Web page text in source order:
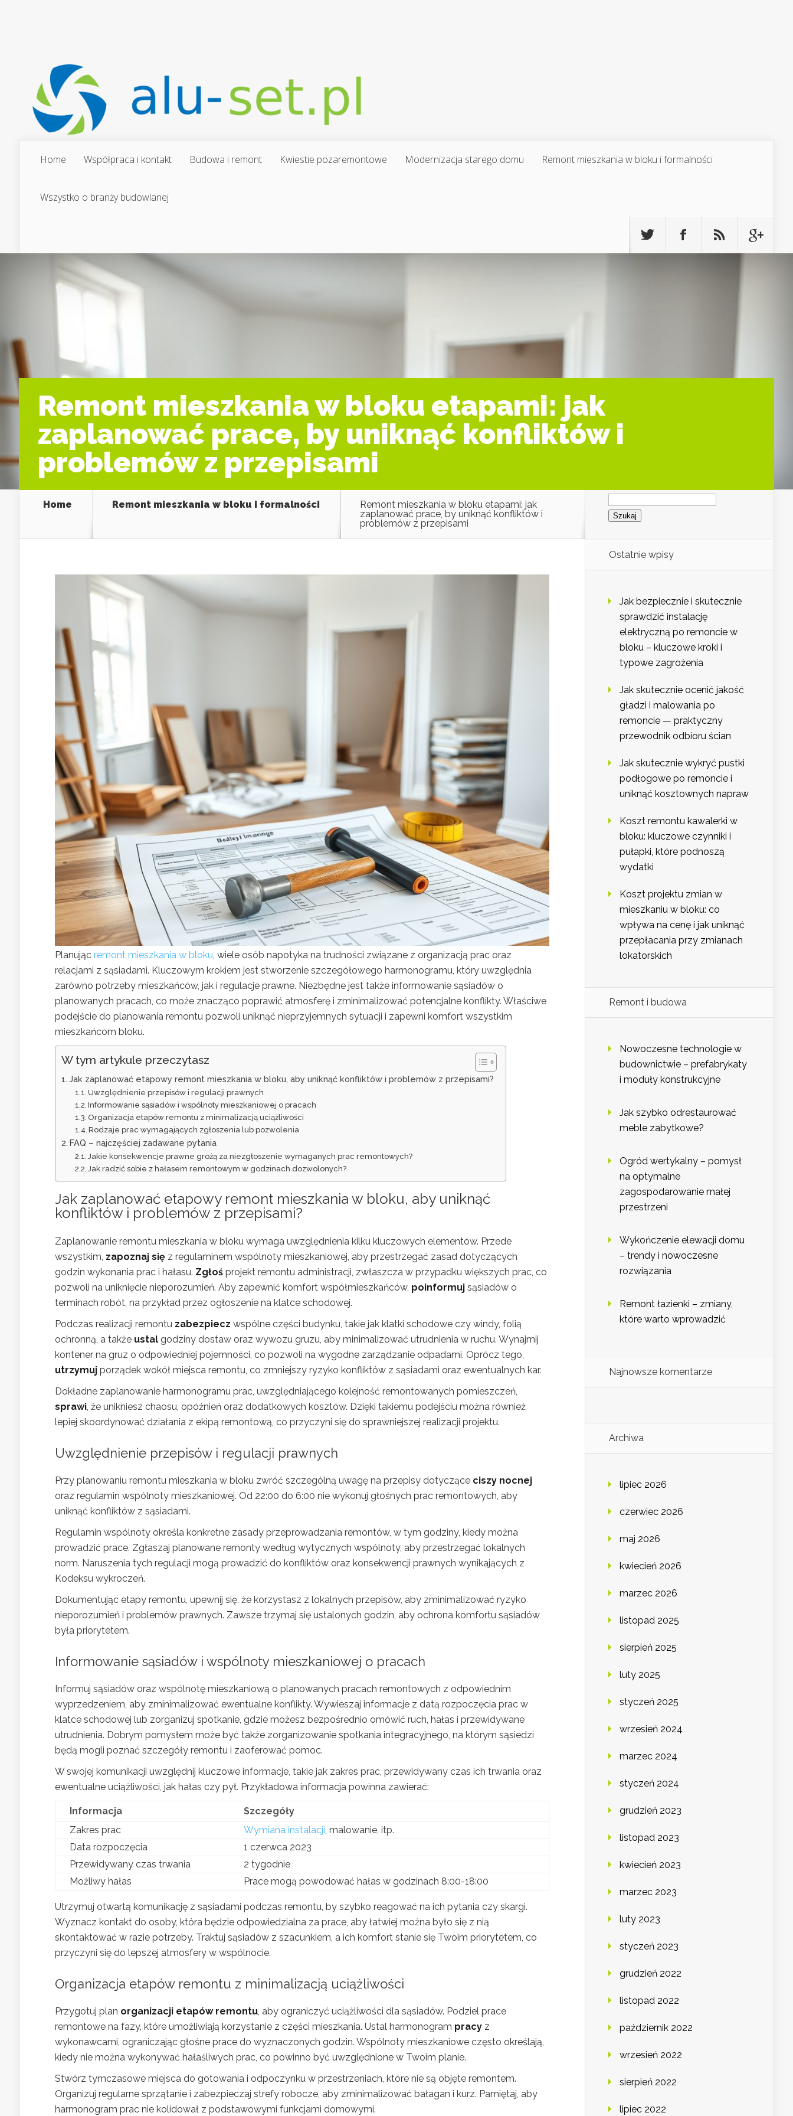
Home Współpraca i kontakt Budowa i remont Kwiestie pozaremontowe Modernizacja starego domu Remont mieszkania w bloku i formalności
Wszystko o branży budowlanej
Remont mieszkania w bloku etapami: jak
zaplanować prace, by uniknąć konfliktów i
problemów z przepisami
Home Remont mieszkania w bloku i formalności
Remont mieszkania w bloku etapami: jak
zaplanować prace, by uniknąć konfliktów i
problemów z przepisami
Planując remont mieszkania w bloku , wiele osób napotyka na trudności związane z organizacją prac oraz
relacjami z sąsiadami. Kluczowym krokiem jest stworzenie szczegółowego harmonogramu, który uwzględnia
zarówno potrzeby mieszkańców, jak i regulacje prawne. Niezbędne jest także informowanie sąsiadów o
planowanych pracach, co może znacząco poprawić atmosferę i zminimalizować potencjalne konflikty. Właściwe
podejście do planowania remontu pozwoli uniknąć nieprzyjemnych sytuacji i zapewni komfort wszystkim
mieszkańcom bloku.
W tym artykule przeczytasz
Jak zaplanować etapowy remont mieszkania w bloku, aby uniknąć konfliktów i problemów z przepisami?
Uwzględnienie przepisów i regulacji prawnych
Informowanie sąsiadów i wspólnoty mieszkaniowej o pracach
Organizacja etapów remontu z minimalizacją uciążliwości
Rodzaje prac wymagających zgłoszenia lub pozwolenia
FAQ – najczęściej zadawane pytania
Jakie konsekwencje prawne grożą za niezgłoszenie wymaganych prac remontowych?
Jak radzić sobie z hałasem remontowym w godzinach dozwolonych?
Jak zaplanować etapowy remont mieszkania w bloku, aby uniknąć
konfliktów i problemów z przepisami?
Zaplanowanie remontu mieszkania w bloku wymaga uwzględnienia kilku kluczowych elementów. Przede
wszystkim, zapoznaj się z regulaminem wspólnoty mieszkaniowej, aby przestrzegać zasad dotyczących
godzin wykonania prac i hałasu. Zgłoś projekt remontu administracji, zwłaszcza w przypadku większych prac, co
pozwoli na uniknięcie nieporozumień. Aby zapewnić komfort współmieszkańców, poinformuj sąsiadów o
terminach robót, na przykład przez ogłoszenie na klatce schodowej.
Podczas realizacji remontu zabezpiecz wspólne części budynku, takie jak klatki schodowe czy windy, folią
ochronną, a także ustal godziny dostaw oraz wywozu gruzu, aby minimalizować utrudnienia w ruchu. Wynajmij
kontener na gruz o odpowiedniej pojemności, co pozwoli na wygodne zarządzanie odpadami. Oprócz tego,
utrzymuj porządek wokół miejsca remontu, co zmniejszy ryzyko konfliktów z sąsiadami oraz ewentualnych kar.
Dokładne zaplanowanie harmonogramu prac, uwzględniającego kolejność remontowanych pomieszczeń,
sprawi , że unikniesz chaosu, opóźnień oraz dodatkowych kosztów. Dzięki takiemu podejściu można również
lepiej skoordynować działania z ekipą remontową, co przyczyni się do sprawniejszej realizacji projektu.
Uwzględnienie przepisów i regulacji prawnych
Przy planowaniu remontu mieszkania w bloku zwróć szczególną uwagę na przepisy dotyczące ciszy nocnej
oraz regulamin wspólnoty mieszkaniowej. Od 22:00 do 6:00 nie wykonuj głośnych prac remontowych, aby
uniknąć konfliktów z sąsiadami.
Regulamin wspólnoty określa konkretne zasady przeprowadzania remontów, w tym godziny, kiedy można
prowadzić prace. Zgłaszaj planowane remonty według wytycznych wspólnoty, aby przestrzegać lokalnych
norm. Naruszenia tych regulacji mogą prowadzić do konfliktów oraz konsekwencji prawnych wynikających z
Kodeksu wykroczeń.
Dokumentując etapy remontu, upewnij się, że korzystasz z lokalnych przepisów, aby zminimalizować ryzyko
nieporozumień i problemów prawnych. Zawsze trzymaj się ustalonych godzin, aby ochrona komfortu sąsiadów
była priorytetem.
Informowanie sąsiadów i wspólnoty mieszkaniowej o pracach
Informuj sąsiadów oraz wspólnotę mieszkaniową o planowanych pracach remontowych z odpowiednim
wyprzedzeniem, aby zminimalizować ewentualne konflikty. Wywieszaj informacje z datą rozpoczęcia prac w
klatce schodowej lub zorganizuj spotkanie, gdzie możesz bezpośrednio omówić ruch, hałas i przewidywane
utrudnienia. Dobrym pomysłem może być także zorganizowanie spotkania integracyjnego, na którym sąsiedzi
będą mogli poznać szczegóły remontu i zaoferować pomoc.
W swojej komunikacji uwzględnij kluczowe informacje, takie jak zakres prac, przewidywany czas ich trwania oraz
ewentualne uciążliwości, jak hałas czy pył. Przykładowa informacja powinna zawierać:
Informacja
Szczegóły
Zakres prac
Wymiana instalacji , malowanie, itp.
Data rozpoczęcia
1 czerwca 2023
Przewidywany czas trwania
2 tygodnie
Możliwy hałas
Prace mogą powodować hałas w godzinach 8:00-18:00
Utrzymuj otwartą komunikację z sąsiadami podczas remontu, by szybko reagować na ich pytania czy skargi.
Wyznacz kontakt do osoby, która będzie odpowiedzialna za prace, aby łatwiej można było się z nią
skontaktować w razie potrzeby. Traktuj sąsiadów z szacunkiem, a ich komfort stanie się Twoim priorytetem, co
przyczyni się do lepszej atmosfery w wspólnocie.
Organizacja etapów remontu z minimalizacją uciążliwości
Przygotuj plan organizacji etapów remontu , aby ograniczyć uciążliwości dla sąsiadów. Podziel prace
remontowe na fazy, które umożliwiają korzystanie z części mieszkania. Ustal harmonogram pracy z
wykonawcami, ograniczając głośne prace do wyznaczonych godzin. Wspólnoty mieszkaniowe często określają,
kiedy nie można wykonywać hałaśliwych prac, co powinno być uwzględnione w Twoim planie.
Stwórz tymczasowe miejsca do gotowania i odpoczynku w przestrzeniach, które nie są objęte remontem.
Organizuj regularne sprzątanie i zabezpieczaj strefy robocze, aby zminimalizować bałagan i kurz. Pamiętaj, aby
harmonogram prac nie kolidował z podstawowymi funkcjami domowymi.
Szukaj:
Ostatnie wpisy
Jak bezpiecznie i skutecznie
sprawdzić instalację
elektryczną po remoncie w
bloku – kluczowe kroki i
typowe zagrożenia
Jak skutecznie ocenić jakość
gładzi i malowania po
remoncie — praktyczny
przewodnik odbioru ścian
Jak skutecznie wykryć pustki
podłogowe po remoncie i
uniknąć kosztownych napraw
Koszt remontu kawalerki w
bloku: kluczowe czynniki i
pułapki, które podnoszą
wydatki
Koszt projektu zmian w
mieszkaniu w bloku: co
wpływa na cenę i jak uniknąć
przepłacania przy zmianach
lokatorskich
Remont i budowa
Nowoczesne technologie w
budownictwie – prefabrykaty
i moduły konstrukcyjne
Jak szybko odrestaurować
meble zabytkowe?
Ogród wertykalny – pomysł
na optymalne
zagospodarowanie małej
przestrzeni
Wykończenie elewacji domu
– trendy i nowoczesne
rozwiązania
Remont łazienki – zmiany,
które warto wprowadzić
Najnowsze komentarze
Archiwa
lipiec 2026
czerwiec 2026
maj 2026
kwiecień 2026
marzec 2026
listopad 2025
sierpień 2025
luty 2025
styczeń 2025
wrzesień 2024
marzec 2024
styczeń 2024
grudzień 2023
listopad 2023
kwiecień 2023
marzec 2023
luty 2023
styczeń 2023
grudzień 2022
listopad 2022
październik 2022
wrzesień 2022
sierpień 2022
lipiec 2022